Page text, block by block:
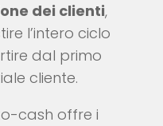
dei clienti,
l’intero ciclo
dal primo
cliente.
cash offre i